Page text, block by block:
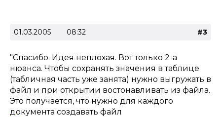
01.03.2005 08:32 #3
"Спасибо. Идея неплохая. Вот только 2-а
нюанса. Чтобы сохранять значения в таблице
(табличная часть уже занята) нужно выгружать в
файл и при открытии востонавливать из файла.
Это получается, что нужно для каждого
документа создавать файл